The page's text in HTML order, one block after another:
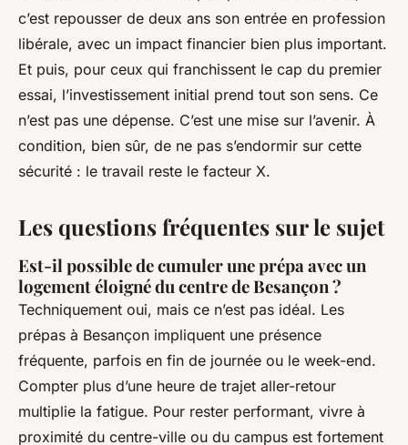
c’est repousser de deux ans son entrée en profession
libérale, avec un impact financier bien plus important.
Et puis, pour ceux qui franchissent le cap du premier
essai, l’investissement initial prend tout son sens. Ce
n’est pas une dépense. C’est une mise sur l’avenir. À
condition, bien sûr, de ne pas s’endormir sur cette
sécurité : le travail reste le facteur X.
Les questions fréquentes sur le sujet
Est-il possible de cumuler une prépa avec un
logement éloigné du centre de Besançon ?
Techniquement oui, mais ce n’est pas idéal. Les
prépas à Besançon impliquent une présence
fréquente, parfois en fin de journée ou le week-end.
Compter plus d’une heure de trajet aller-retour
multiplie la fatigue. Pour rester performant, vivre à
proximité du centre-ville ou du campus est fortement